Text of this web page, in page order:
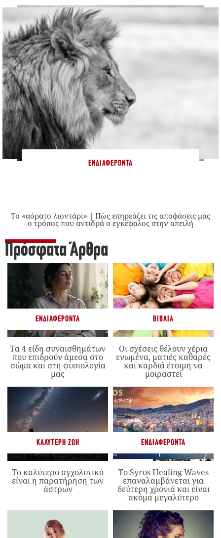
ΕΝΔΙΑΦΈΡΟΝΤΑ
Το «αόρατο λιοντάρι» | Πώς επηρεάζει τις αποφάσεις μας
ο τρόπος που αντιδρά ο εγκέφαλος στην απειλή
Πρόσφατα Άρθρα
ΕΝΔΙΑΦΈΡΟΝΤΑ
Τα 4 είδη συναισθημάτων
που επιδρούν άμεσα στο
σώμα και στη φυσιολογία
μας
ΒΙΒΛΊΑ
Οι σχέσεις θέλουν χέρια
ενωμένα, ματιές καθαρές
και καρδιά έτοιμη να
μοιραστεί
ΚΑΛΎΤΕΡΗ ΖΩΉ
Το καλύτερο αγχολυτικό
είναι η παρατήρηση των
άστρων
ΕΝΔΙΑΦΈΡΟΝΤΑ
Το Syros Healing Waves
επαναλαμβάνεται για
δεύτερη χρονιά και είναι
ακόμα μεγαλύτερο